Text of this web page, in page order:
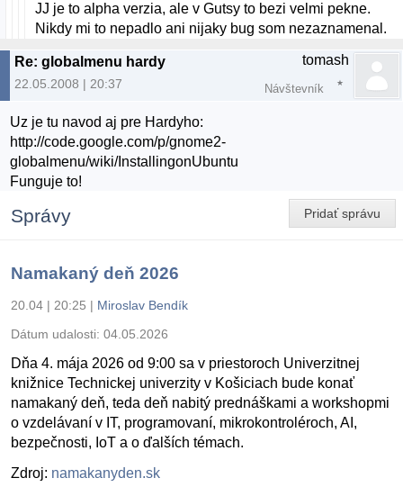
JJ je to alpha verzia, ale v Gutsy to bezi velmi pekne.
Nikdy mi to nepadlo ani nijaky bug som nezaznamenal.
Re: globalmenu hardy
22.05.2008 | 20:37
tomash
Návštevník
Uz je tu navod aj pre Hardyho:
http://code.google.com/p/gnome2-
globalmenu/wiki/InstallingonUbuntu
Funguje to!
Pridať správu
Správy
Namakaný deň 2026
20.04 | 20:25 | Miroslav Bendík
Dátum udalosti: 04.05.2026
Dňa 4. mája 2026 od 9:00 sa v priestoroch Univerzitnej
knižnice Technickej univerzity v Košiciach bude konať
namakaný deň, teda deň nabitý prednáškami a workshopmi
o vzdelávaní v IT, programovaní, mikrokontroléroch, AI,
bezpečnosti, IoT a o ďalších témach.
Zdroj: namakanyden.sk